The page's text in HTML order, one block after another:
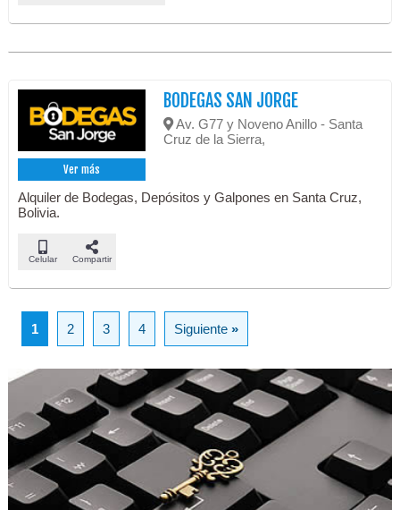
Ver más
BODEGAS SAN JORGE
Av. G77 y Noveno Anillo - Santa
Cruz de la Sierra,
Alquiler de Bodegas, Depósitos y Galpones en Santa Cruz,
Bolivia.
Celular Compartir
1 2 3 4 Siguiente»